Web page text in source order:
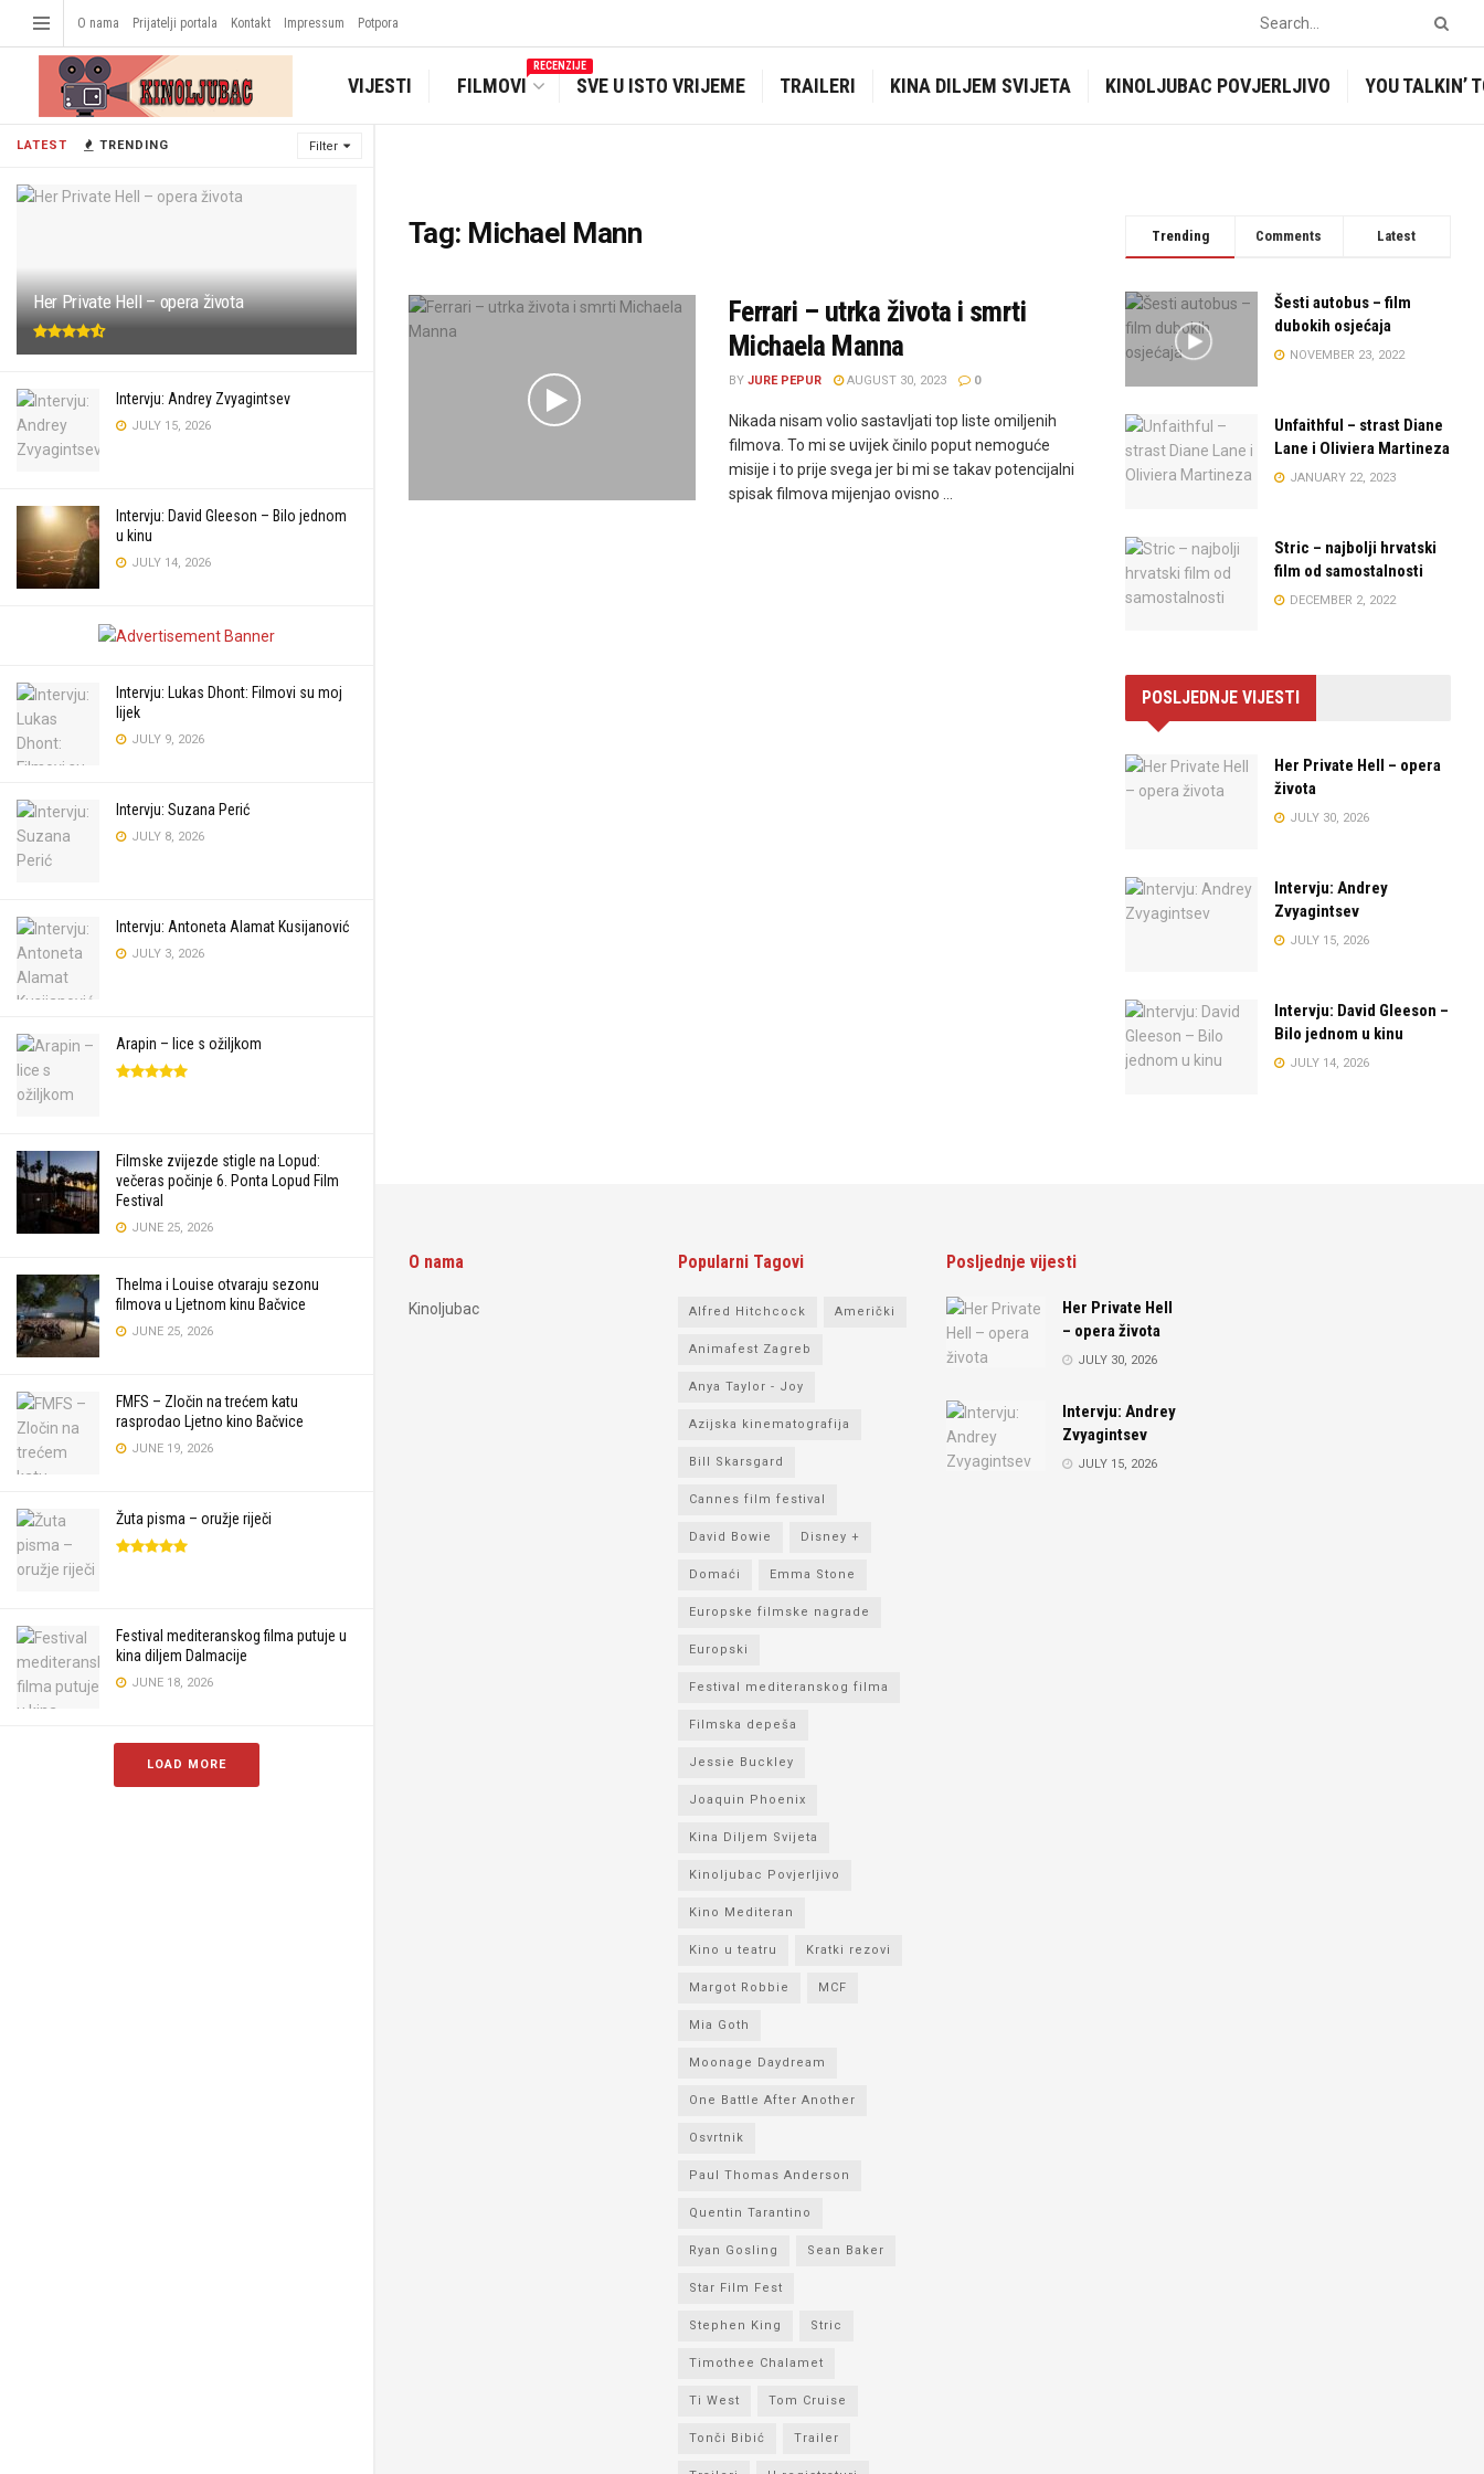
LATEST TRENDING Filter
Her Private Hell – opera života
Intervju: Andrey Zvyagintsev
JULY 15, 2026
Intervju: David Gleeson – Bilo jednom
u kinu
JULY 14, 2026
Intervju: Lukas Dhont: Filmovi su moj
lijek
JULY 9, 2026
Intervju: Suzana Perić
JULY 8, 2026
Intervju: Antoneta Alamat Kusijanović
JULY 3, 2026
Arapin – lice s ožiljkom
Filmske zvijezde stigle na Lopud:
večeras počinje 6. Ponta Lopud Film
Festival
JUNE 25, 2026
Thelma i Louise otvaraju sezonu
filmova u Ljetnom kinu Bačvice
JUNE 25, 2026
FMFS – Zločin na trećem katu
rasprodao Ljetno kino Bačvice
JUNE 19, 2026
Žuta pisma – oružje riječi
Festival mediteranskog filma putuje u
kina diljem Dalmacije
JUNE 18, 2026
LOAD MORE
O nama Prijatelji portala Kontakt Impressum Potpora
VIJESTI FILMOVI
RECENZIJE
SVE U ISTO VRIJEME TRAILERI KINA DILJEM SVIJETA KINOLJUBAC POVJERLJIVO YOU TALKIN’
Tag: Michael Mann
Ferrari – utrka života i smrti
Michaela Manna
BY JURE PEPUR AUGUST 30, 2023 0
Nikada nisam volio sastavljati top liste omiljenih
filmova. To mi se uvijek činilo poput nemoguće
misije i to prije svega jer bi mi se takav potencijalni
spisak filmova mijenjao ovisno ...
Trending Comments Latest
Šesti autobus – film
dubokih osjećaja
NOVEMBER 23, 2022
Unfaithful – strast Diane
Lane i Oliviera Martineza
JANUARY 22, 2023
Stric – najbolji hrvatski
film od samostalnosti
DECEMBER 2, 2022
POSLJEDNJE VIJESTI
Her Private Hell – opera
života
JULY 30, 2026
Intervju: Andrey
Zvyagintsev
JULY 15, 2026
Intervju: David Gleeson –
Bilo jednom u kinu
JULY 14, 2026
O nama
Kinoljubac
Popularni Tagovi
Alfred Hitchcock Američki
Animafest Zagreb
Anya Taylor - Joy
Azijska kinematografija
Bill Skarsgard
Cannes film festival
David Bowie Disney +
Domaći Emma Stone
Europske filmske nagrade
Europski
Festival mediteranskog filma
Filmska depeša
Jessie Buckley
Joaquin Phoenix
Kina Diljem Svijeta
Kinoljubac Povjerljivo
Kino Mediteran
Kino u teatru Kratki rezovi
Margot Robbie MCF
Mia Goth
Moonage Daydream
One Battle After Another
Osvrtnik
Paul Thomas Anderson
Quentin Tarantino
Ryan Gosling Sean Baker
Star Film Fest
Stephen King Stric
Timothee Chalamet
Ti West Tom Cruise
Tonči Bibić Trailer
Posljednje vijesti
Her Private Hell
– opera života
JULY 30, 2026
Intervju: Andrey
Zvyagintsev
JULY 15, 2026